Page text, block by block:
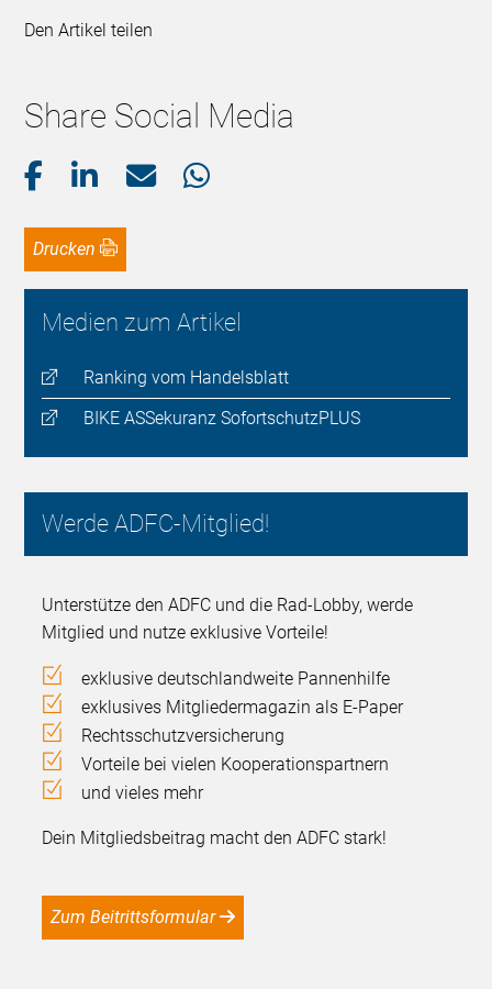
Den Artikel teilen
Share Social Media
Drucken
Medien zum Artikel
Ranking vom Handelsblatt
BIKE ASSekuranz SofortschutzPLUS
Werde ADFC-Mitglied!
Unterstütze den ADFC und die Rad-Lobby, werde
Mitglied und nutze exklusive Vorteile!
exklusive deutschlandweite Pannenhilfe
exklusives Mitgliedermagazin als E-Paper
Rechtsschutzversicherung
Vorteile bei vielen Kooperationspartnern
und vieles mehr
Dein Mitgliedsbeitrag macht den ADFC stark!
Zum Beitrittsformular